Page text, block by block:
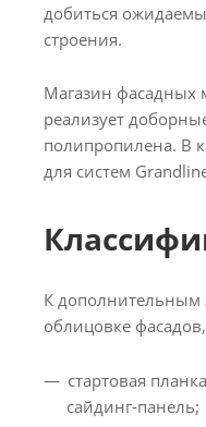
добиться
строения.
Магазин фасадных
реализует
полипропилена. В
для систем
К дополнительным
облицовке
стартовая
сайдинг-панель;